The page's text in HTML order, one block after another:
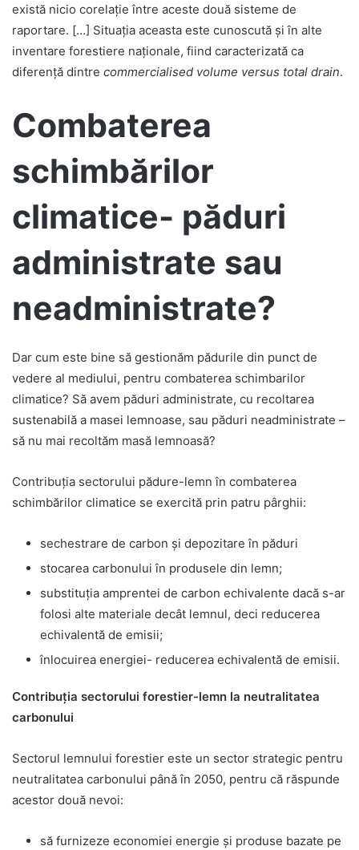
există nicio corelație între aceste două sisteme de
raportare. […] Situația aceasta este cunoscută și în alte
inventare forestiere naționale, fiind caracterizată ca
diferență dintre commercialised volume versus total drain.
Combaterea
schimbărilor
climatice- păduri
administrate sau
neadministrate?
Dar cum este bine să gestionăm pădurile din punct de
vedere al mediului, pentru combaterea schimbarilor
climatice? Să avem păduri administrate, cu recoltarea
sustenabilă a masei lemnoase, sau păduri neadministrate –
să nu mai recoltăm masă lemnoasă?
Contribuția sectorului pădure-lemn în combaterea
schimbărilor climatice se exercită prin patru pârghii:
sechestrare de carbon și depozitare în păduri
stocarea carbonului în produsele din lemn;
substituția amprentei de carbon echivalente dacă s-ar
folosi alte materiale decât lemnul, deci reducerea
echivalentă de emisii;
înlocuirea energiei- reducerea echivalentă de emisii.
Contribuția sectorului forestier-lemn la neutralitatea
carbonului
Sectorul lemnului forestier este un sector strategic pentru
neutralitatea carbonului până în 2050, pentru că răspunde
acestor două nevoi:
să furnizeze economiei energie și produse bazate pe